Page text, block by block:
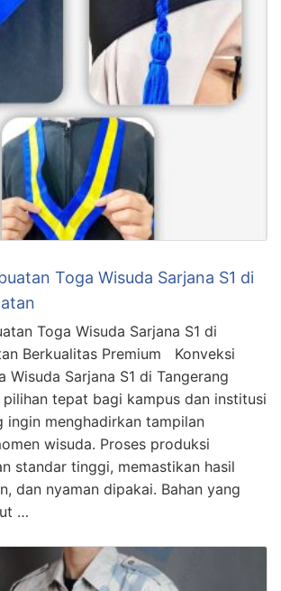
Toga Wisuda Sarjana S1 di
Toga Wisuda Sarjana S1 di
Berkualitas Premium Konveksi
Wisuda Sarjana S1 di Tangerang
pilihan tepat bagi kampus dan institusi
ingin menghadirkan tampilan
wisuda. Proses produksi
standar tinggi, memastikan hasil
dan nyaman dipakai. Bahan yang
…